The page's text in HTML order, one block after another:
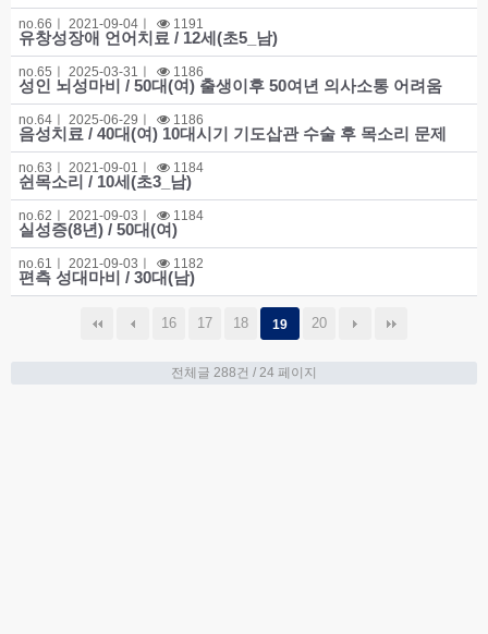
no.66ㅣ 2021-09-04 1191
유창성장애 언어치료 / 12세(초5_남)
no.65ㅣ 2025-03-31 1186
성인 뇌성마비 / 50대(여) 출생이후 50여년 의사소통 어려움
no.64ㅣ 2025-06-29 1186
음성치료 / 40대(여) 10대시기 기도삽관 수술 후 목소리 문제
no.63ㅣ 2021-09-01 1184
쉰목소리 / 10세(초3_남)
no.62ㅣ 2021-09-03 1184
실성증(8년) / 50대(여)
no.61ㅣ 2021-09-03 1182
편측 성대마비 / 30대(남)
16 17 18 19 20
전체글 288건 / 24 페이지